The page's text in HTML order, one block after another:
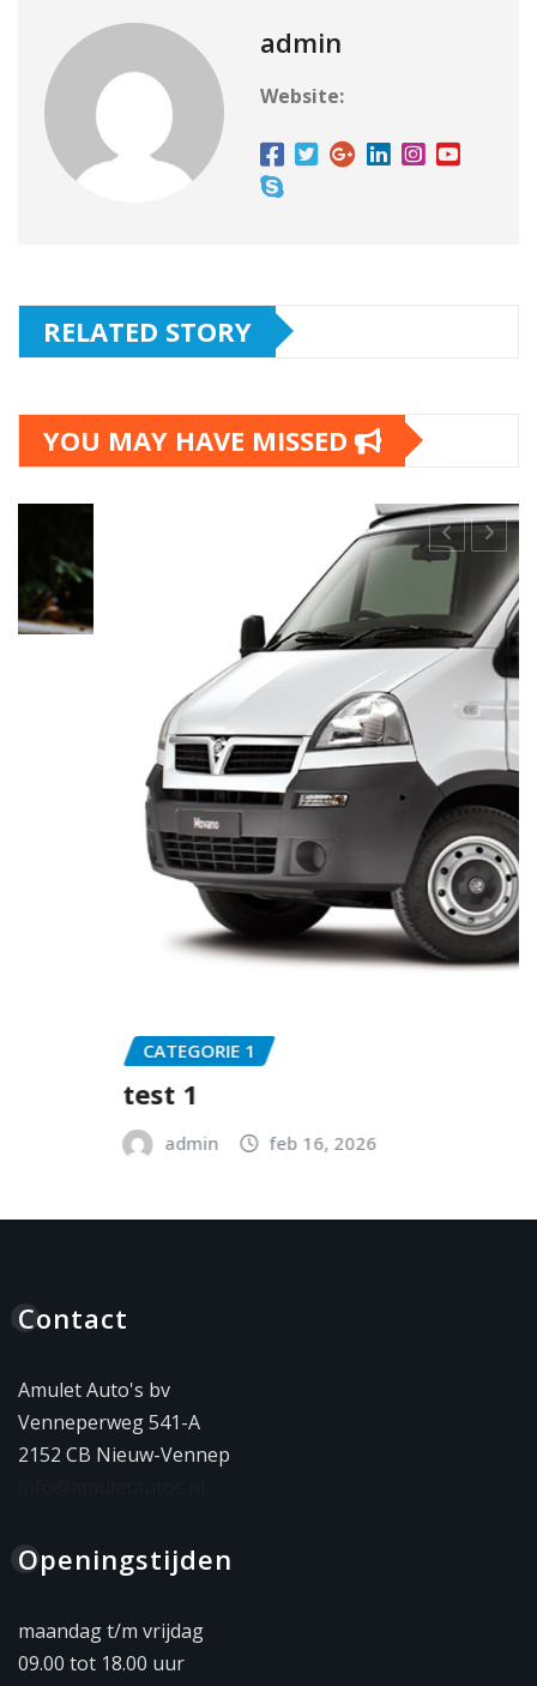
admin
Website:
RELATED STORY
YOU MAY HAVE MISSED
CATEGORIE 1
admin feb 16, 2026
Contact
Amulet Auto's bv
Venneperweg 541-A
2152 CB Nieuw-Vennep
Openingstijden
maandag t/m vrijdag
09.00 tot 18.00 uur